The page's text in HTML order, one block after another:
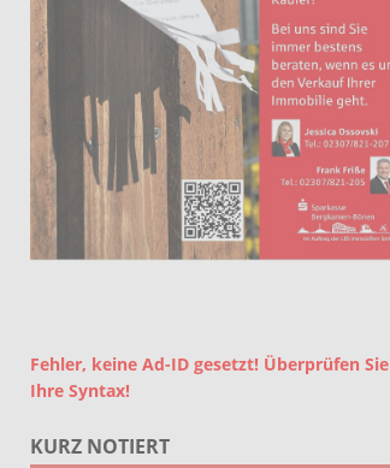
Fehler, keine Ad-ID gesetzt! Überprüfen Sie
Ihre Syntax!
KURZ NOTIERT